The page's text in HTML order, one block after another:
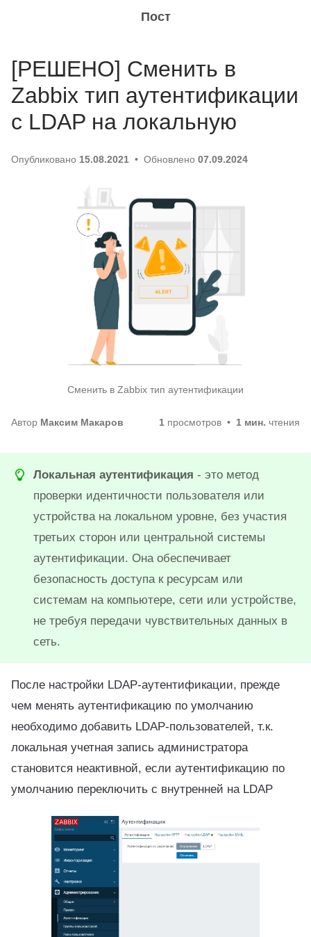
Пост
[РЕШЕНО] Сменить в
Zabbix тип аутентификации
с LDAP на локальную
Опубликовано 15.08.2021 Обновлено 07.09.2024
Сменить в Zabbix тип аутентификации
Автор Максим Макаров 1 просмотров 1 мин. чтения
Локальная аутентификация - это метод
проверки идентичности пользователя или
устройства на локальном уровне, без участия
третьих сторон или центральной системы
аутентификации. Она обеспечивает
безопасность доступа к ресурсам или
системам на компьютере, сети или устройстве,
не требуя передачи чувствительных данных в
сеть.
После настройки LDAP-аутентификации, прежде
чем менять аутентификацию по умолчанию
необходимо добавить LDAP-пользователей, т.к.
локальная учетная запись администратора
становится неактивной, если аутентификацию по
умолчанию переключить с внутренней на LDAP